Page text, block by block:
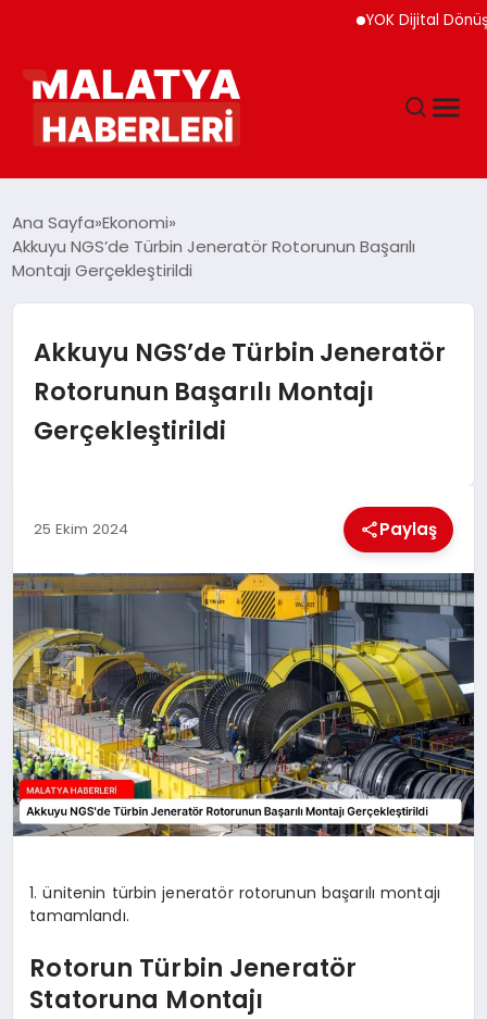
YOK Dijital Dönüşüm
GÜNDEM
DÜNYA
EĞITIM
MAGAZIN
SAĞLIK
SIYASET
SPOR
TEKNOLOJI
Ana Sayfa Ekonomi
Akkuyu NGS’de Türbin Jeneratör Rotorunun Başarılı
Montajı Gerçekleştirildi
Akkuyu NGS’de Türbin Jeneratör
Rotorunun Başarılı Montajı
Gerçekleştirildi
25 Ekim 2024 Paylaş
1. ünitenin türbin jeneratör rotorunun başarılı montajı
tamamlandı.
Rotorun Türbin Jeneratör
Statoruna Montajı